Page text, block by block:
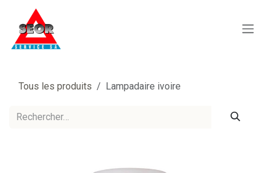
Se rendre au contenu
Tous les produits Lampadaire ivoire